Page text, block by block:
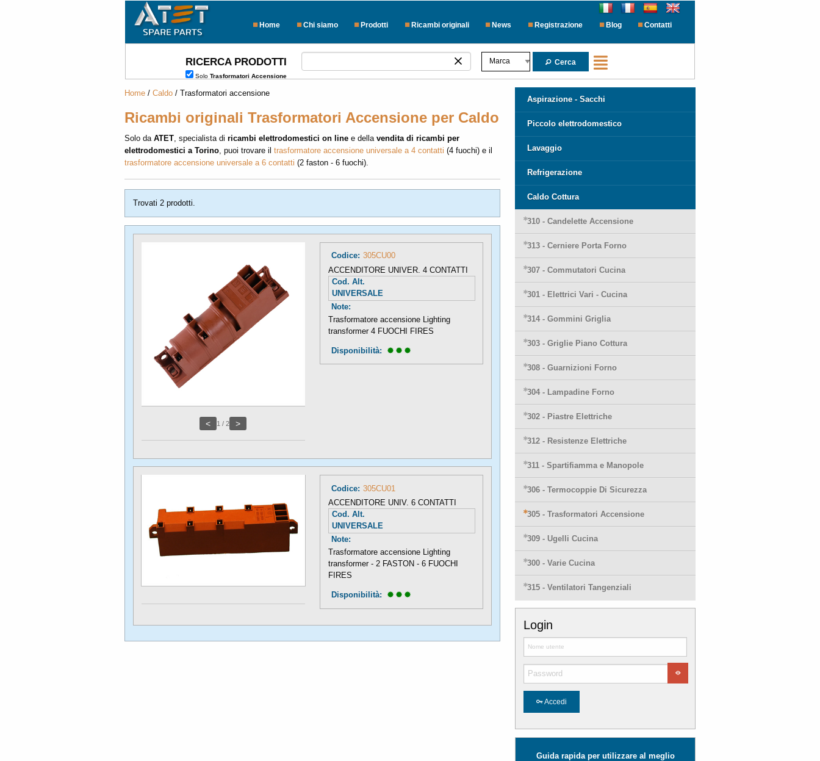
Home Chi siamo Prodotti Ricambi originali News Registrazione Blog Contatti
RICERCA PRODOTTI
Solo Trasformatori Accensione
Cerca
Home / Caldo / Trasformatori accensione
Ricambi originali Trasformatori Accensione per Caldo
Solo da ATET , specialista di ricambi elettrodomestici on line e della vendita di ricambi per
elettrodomestici a Torino , puoi trovare il trasformatore accensione universale a 4 contatti (4 fuochi) e il
trasformatore accensione universale a 6 contatti (2 faston - 6 fuochi).
Trovati 2 prodotti.
< 1 /2 >
Codice: 305CU00
ACCENDITORE UNIVER. 4 CONTATTI
Cod. Alt.
UNIVERSALE
Note:
Trasformatore accensione Lighting
transformer 4 FUOCHI FIRES
Disponibilità:
Codice: 305CU01
ACCENDITORE UNIV. 6 CONTATTI
Cod. Alt.
UNIVERSALE
Note:
Trasformatore accensione Lighting
transformer - 2 FASTON - 6 FUOCHI
FIRES
Disponibilità:
Aspirazione - Sacchi
Piccolo elettrodomestico
Lavaggio
Refrigerazione
Caldo Cottura
310 - Candelette Accensione
313 - Cerniere Porta Forno
307 - Commutatori Cucina
301 - Elettrici Vari - Cucina
314 - Gommini Griglia
303 - Griglie Piano Cottura
308 - Guarnizioni Forno
304 - Lampadine Forno
302 - Piastre Elettriche
312 - Resistenze Elettriche
311 - Spartifiamma e Manopole
306 - Termocoppie Di Sicurezza
305 - Trasformatori Accensione
309 - Ugelli Cucina
300 - Varie Cucina
315 - Ventilatori Tangenziali
Login
Accedi
Guida rapida per utilizzare al meglio